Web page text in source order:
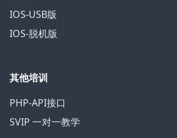
IOS-USB版
IOS-脱机版
其他培训
PHP-API接口
SVIP 一对一教学